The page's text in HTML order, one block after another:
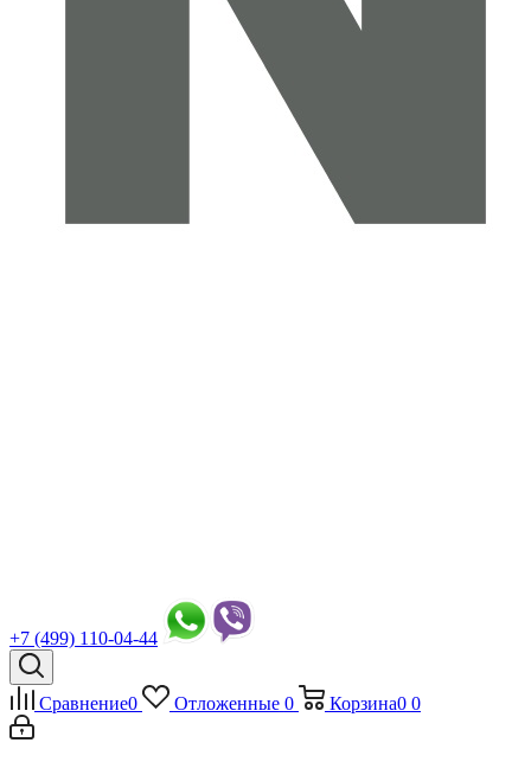
+7 (499) 110-04-44
Сравнение0 Отложенные 0 Корзина0 0